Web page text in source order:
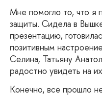
Мне помогло то, что я
защиты. Сидела в
презентацию,
позитивным
Селина, Татьяну
радостно увидеть на
Конечно, все прошло